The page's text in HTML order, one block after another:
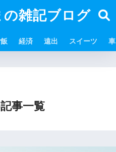
雑記ブログ
経済 遠出 スイーツ 車
事一覧